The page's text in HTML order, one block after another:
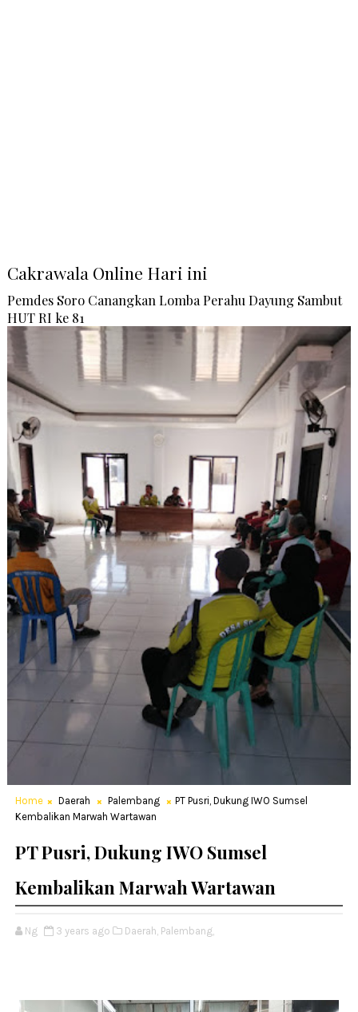
Cakrawala Online Hari ini
Pemdes Soro Canangkan Lomba Perahu Dayung Sambut
HUT RI ke 81
Home Daerah Palembang
PT Pusri, Dukung IWO Sumsel
Kembalikan Marwah Wartawan
PT Pusri, Dukung IWO Sumsel
Kembalikan Marwah Wartawan
Ng 3 years ago Daerah, Palembang,